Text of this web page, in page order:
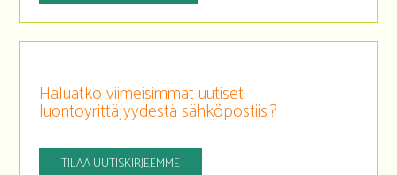
Haluatko viimeisimmät uutiset
luontoyrittäjyydestä sähköpostiisi?
TILAA UUTISKIRJEEMME